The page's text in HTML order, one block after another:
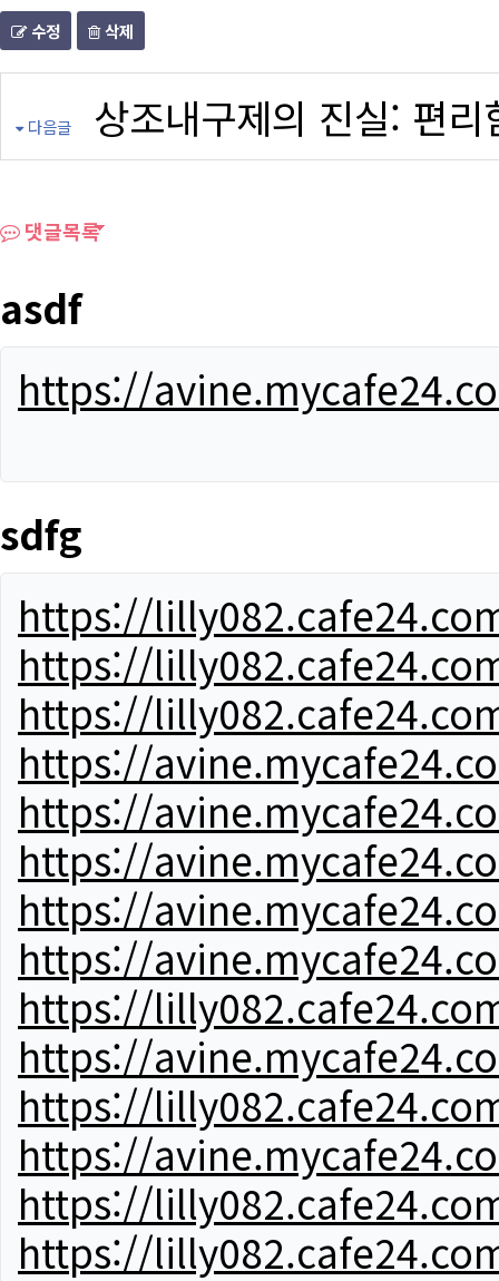
수정 삭제
다음글 상조내구제의 진실: 편
댓글목록
asdf
https://
sdfg
https://
https://
https://
https://
https://
https://
https://
https://
https://
https://
https://
https://
https://
https://